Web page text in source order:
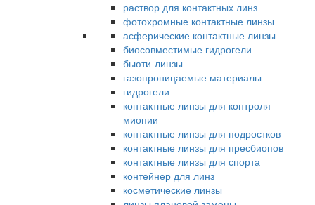
раствор для контактных линз
фотохромные контактные линзы
асферические контактные линзы
биосовместимые гидрогели
бьюти-линзы
газопроницаемые материалы
гидрогели
контактные линзы для контроля
миопии
контактные линзы для подростков
контактные линзы для пресбиопов
контактные линзы для спорта
контейнер для линз
косметические линзы